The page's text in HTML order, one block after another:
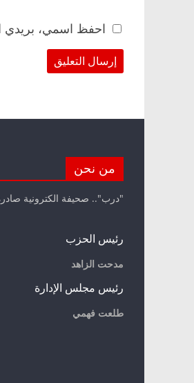
احفظ اسمي، بريدي
من نحن
"درب".. صحيفة الكترونية
رئيس الحزب
مدحت الزاهد
رئيس مجلس الإدارة
طلعت فهمي